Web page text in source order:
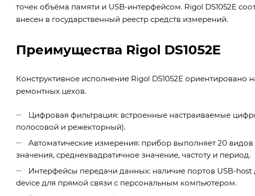
точек объёма памяти и USB-интерфейсом. Rigol DS1052E
внесен в государственный реестр средств измерений.
Преимущества Rigol DS1052E
Конструктивное исполнение Rigol DS1052E ориентировано
ремонтных цехов.
Цифровая фильтрация: встроенные настраиваемые
полосовой и режекторный).
Автоматические измерения: прибор выполняет 20
значения, среднеквадратичное значение, частоту и период.
Интерфейсы передачи данных: наличие портов USB-
device для прямой связи с персональным компьютером.